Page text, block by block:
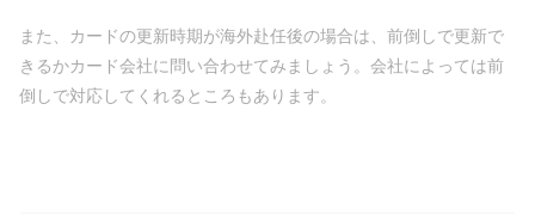
また、カードの更新時期が海外赴任後の場合は、前倒しで更新で
きるかカード会社に問い合わせてみましょう。会社によっては前
倒しで対応してくれるところもあります。